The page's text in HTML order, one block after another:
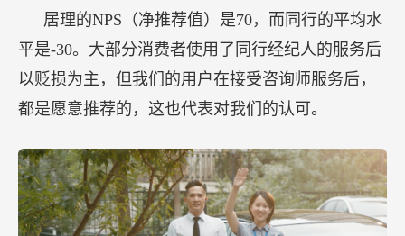
居理的NPS（净推荐值）是70，而同行的平均水
平是-30。大部分消费者使用了同行经纪人的服务后
以贬损为主，但我们的用户在接受咨询师服务后，
都是愿意推荐的，这也代表对我们的认可。